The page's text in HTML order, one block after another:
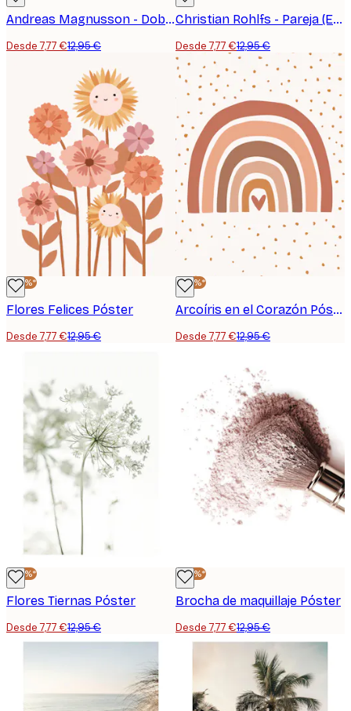
Andreas Magnusson - Doberman Caballero Póster
Desde 7,77 €12,95 €
Christian Rohlfs - Pareja (Escena en un Café) Póster
Desde 7,77 €12,95 €
-40%*
Flores Felices Póster
Desde 7,77 €12,95 €
-40%*
Arcoíris en el Corazón Póster
Desde 7,77 €12,95 €
-40%*
Flores Tiernas Póster
Desde 7,77 €12,95 €
-40%*
Brocha de maquillaje Póster
Desde 7,77 €12,95 €